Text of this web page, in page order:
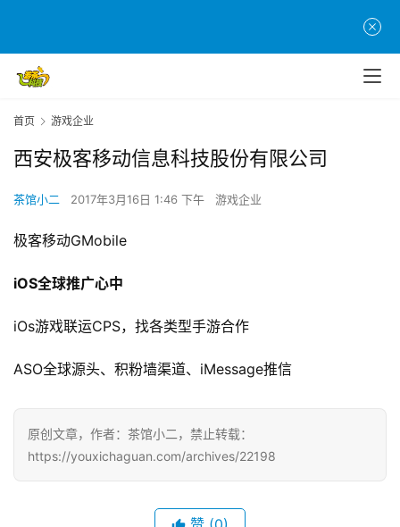
页
游
原
游
戏
界
机
戏
单
机
首页 游戏企业
西安极客移动信息科技股份有限公司
茶馆小二 2017年3月16日 1:46 下午 游戏企业
极客移动GMobile
iOS全球推广心中
iOs游戏联运CPS，找各类型手游合作
ASO全球源头、积粉墙渠道、iMessage推信
原创文章，作者：茶馆小二，禁止转载：
https://youxichaguan.com/archives/22198